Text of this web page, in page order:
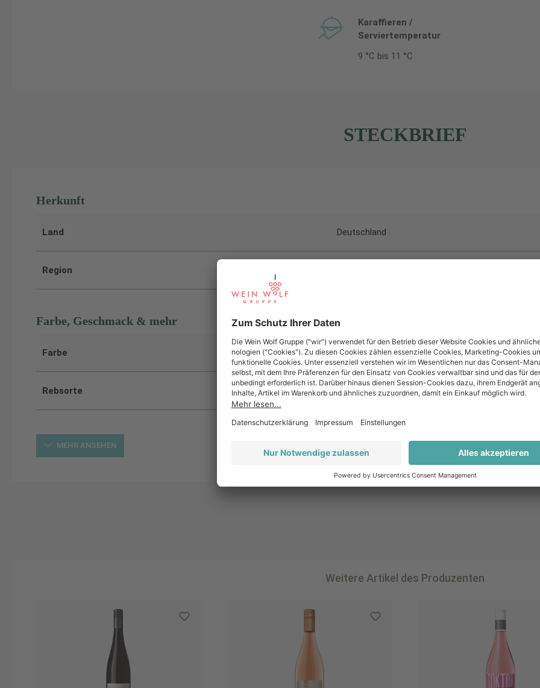
Karaffieren /
Serviertemperatur
9 °C bis 11 °C
STECKBRIEF
Herkunft
Land Deutschland
Region
Farbe, Geschmack & mehr
Farbe Rosé
Rebsorte Merlot, Spätburgunder, Regent
MEHR ANSEHEN
Weitere Artikel des Produzenten